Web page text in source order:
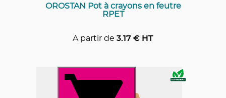
OROSTAN Pot à crayons en feutre
RPET
A partir de 3.17 € HT